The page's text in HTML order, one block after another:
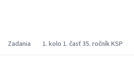
Zadania 1. kolo 1. časť 35. ročník KSP